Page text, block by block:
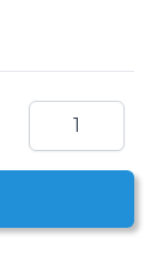
Aantal